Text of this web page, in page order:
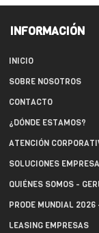
INFORMACIÓN
INICIO
SOBRE NOSOTROS
CONTACTO
¿DÓNDE ESTAMOS?
ATENCIÓN
SOLUCIONES
QUIÉNES SOMOS -
PRODE MUNDIAL
LEASING EMPRESAS